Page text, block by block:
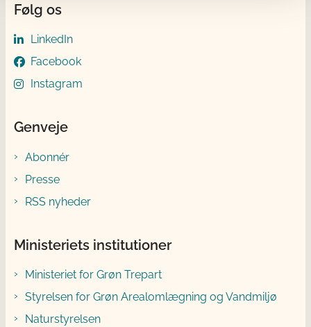
Følg os
LinkedIn
Facebook
Instagram
Genveje
Abonnér
Presse
RSS nyheder
Ministeriets institutioner
Ministeriet for Grøn Trepart
Styrelsen for Grøn Arealomlægning og Vandmiljø
Naturstyrelsen